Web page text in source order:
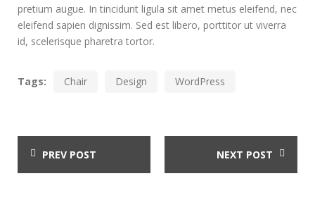
pretium augue. In tincidunt ligula sit amet metus eleifend, nec
eleifend sapien dignissim. Sed est libero, porttitor ut viverra
id, scelerisque pharetra tortor.
Tags: Chair Design WordPress
PREV POST NEXT POST